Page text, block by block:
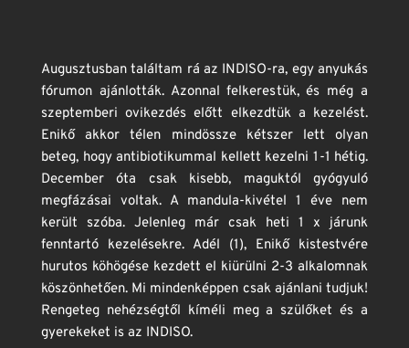
Augusztusban találtam rá az INDISO-ra, egy anyukás
fórumon ajánlották. Azonnal felkerestük, és még a
szeptemberi ovikezdés előtt elkezdtük a kezelést.
Enikő akkor télen mindössze kétszer lett olyan
beteg, hogy antibiotikummal kellett kezelni 1-1 hétig.
December óta csak kisebb, maguktól gyógyuló
megfázásai voltak. A mandula-kivétel 1 éve nem
került szóba. Jelenleg már csak heti 1 x járunk
fenntartó kezelésekre. Adél (1), Enikő kistestvére
hurutos köhögése kezdett el kiürülni 2-3 alkalomnak
köszönhetően. Mi mindenképpen csak ajánlani tudjuk!
Rengeteg nehézségtől kíméli meg a szülőket és a
gyerekeket is az INDISO.